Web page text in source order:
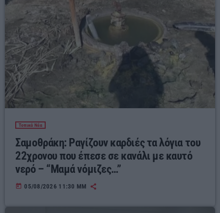
Τοπικά Νέα
Σαμοθράκη: Ραγίζουν καρδιές τα λόγια του
22χρονου που έπεσε σε κανάλι με καυτό
νερό – “Μαμά νόμιζες…”
today 05/08/2026 11:30 ΜΜ